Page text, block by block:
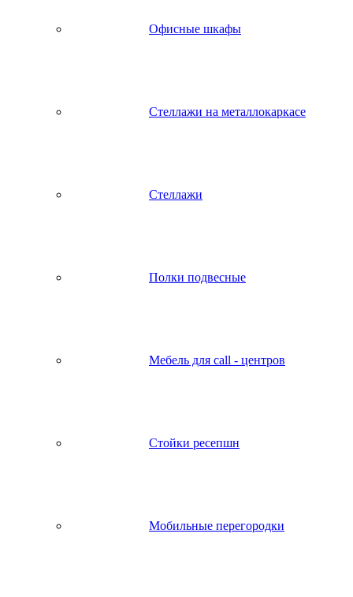
Офисные шкафы
Стеллажи на металлокаркасе
Стеллажи
Полки подвесные
Мебель для call - центров
Стойки ресепшн
Мобильные перегородки